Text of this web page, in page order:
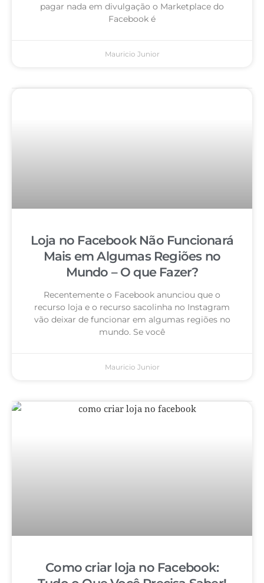
pagar nada em divulgação o Marketplace do
Facebook é
Mauricio Junior
Loja no Facebook Não Funcionará
Mais em Algumas Regiões no
Mundo – O que Fazer?
Recentemente o Facebook anunciou que o
recurso loja e o recurso sacolinha no Instagram
vão deixar de funcionar em algumas regiões no
mundo. Se você
Mauricio Junior
Como criar loja no Facebook: